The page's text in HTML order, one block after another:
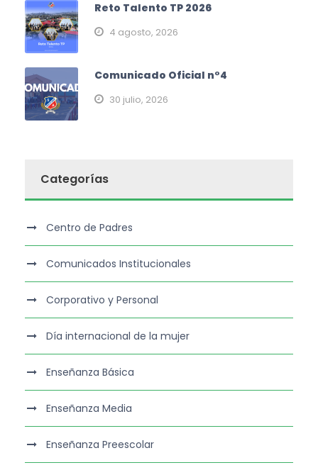
Reto Talento TP 2026
4 agosto, 2026
Comunicado Oficial n°4
30 julio, 2026
Categorías
Centro de Padres
Comunicados Institucionales
Corporativo y Personal
Día internacional de la mujer
Enseñanza Básica
Enseñanza Media
Enseñanza Preescolar